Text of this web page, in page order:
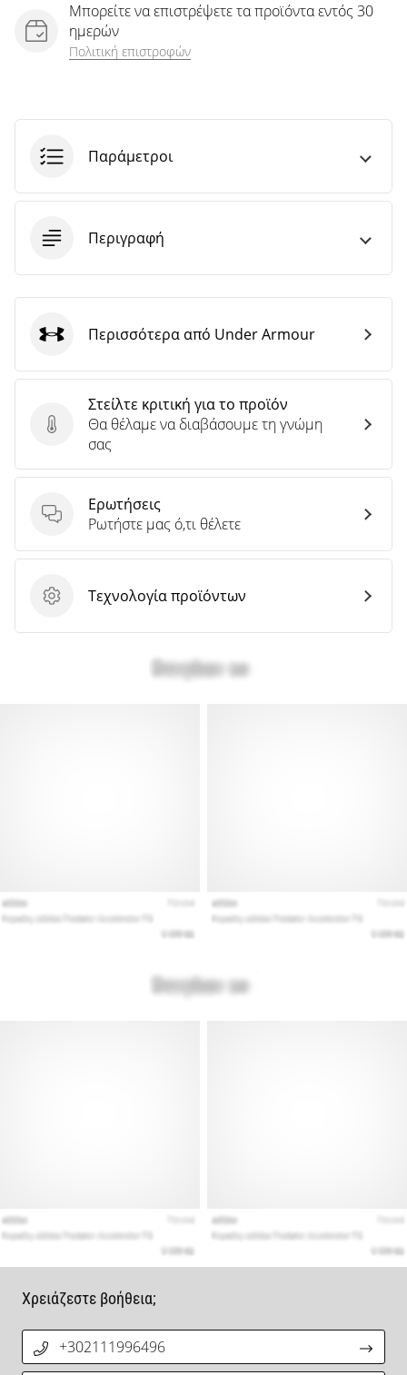
Μπορείτε να επιστρέψετε τα προϊόντα εντός 30
ημερών
Πολιτική επιστροφών
Παράμετροι
Περιγραφή
Στείλτε κριτική για το προϊόν
Στείλτε κριτική για το προϊόν
Θα θέλαμε να διαβάσουμε τη γνώμη
σας
Ερωτήσεις
Ερωτήσεις
Ρωτήστε μας ό,τι θέλετε
Τεχνολογία προϊόντων
Τεχνολογία προϊόντων
Under Armour
Περισσότερα από Under Armour
Χρειάζεστε βοήθεια;
+302111996496